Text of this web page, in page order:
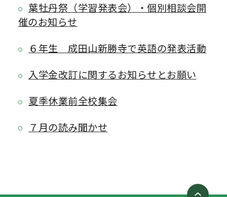
葉牡丹祭（学習発表会）・個別相談会開
催のお知らせ
６年生 成田山新勝寺で英語の発表活動
入学金改訂に関するお知らせとお願い
夏季休業前全校集会
７月の読み聞かせ